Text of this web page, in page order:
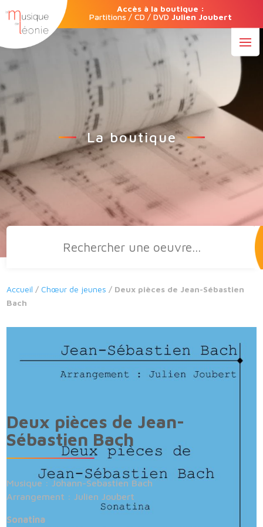
Accès à la boutique :
Partitions / CD / DVD Julien Joubert
La boutique
Recherche
Accueil / Chœur de jeunes / Deux pièces de Jean-Sébastien
Bach
Deux pièces de Jean-
Sébastien Bach
Musique : Johann-Sebastien Bach
Arrangement : Julien Joubert
Sonatina